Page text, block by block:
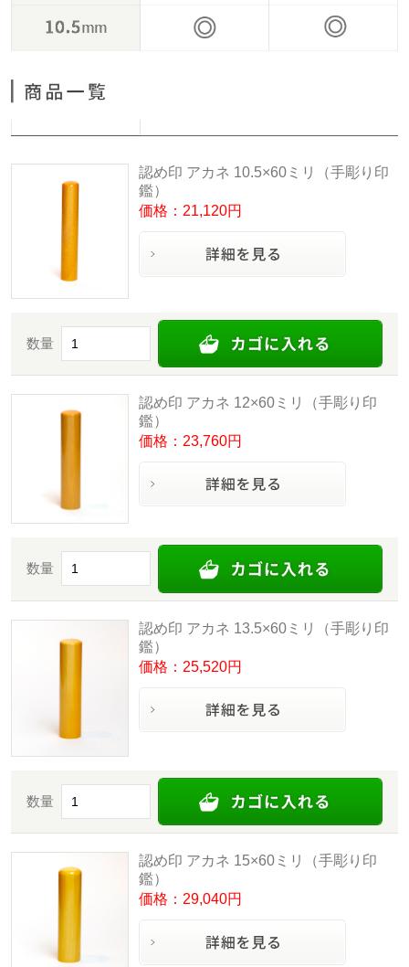
認め印 アカネ 10.5×60ミリ（手彫り印
鑑）
価格：21,120円
数量
認め印 アカネ 12×60ミリ（手彫り印
鑑）
価格：23,760円
数量
認め印 アカネ 13.5×60ミリ（手彫り印
鑑）
価格：25,520円
数量
認め印 アカネ 15×60ミリ（手彫り印
鑑）
価格：29,040円